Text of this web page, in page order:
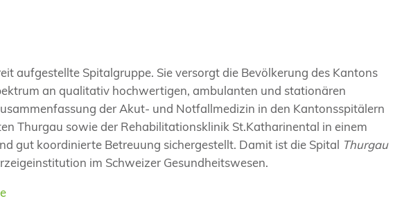
aufgestellte Spitalgruppe. Sie versorgt die Bevölkerung des Kantons
an qualitativ hochwertigen, ambulanten und stationären
der Akut- und Notfallmedizin in den Kantonsspitälern
Thurgau sowie der Rehabilitationsklinik St.Katharinental in einem
gut koordinierte Betreuung sichergestellt. Damit ist die Spital Thurgau
im Schweizer Gesundheitswesen.